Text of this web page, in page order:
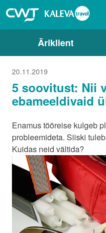
Äriklient
20.11.2019
5 soovitust: Nii
ebameeldivaid
Enamus tööreise kulgeb
probleemideta. Siiski
Kuidas neid vältida?